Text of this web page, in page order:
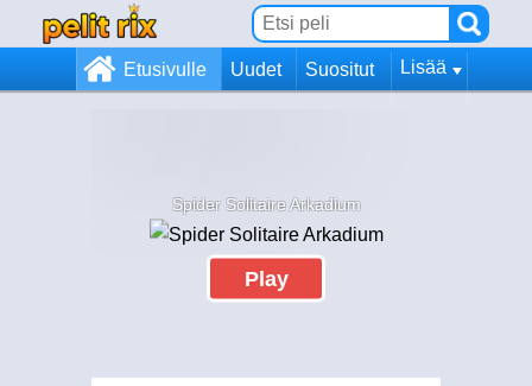
Etusivulle Uudet Suositut Lisää
Spider Solitaire Arkadium
Play